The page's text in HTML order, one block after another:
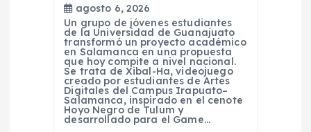
agosto 6, 2026
Un grupo de jóvenes estudiantes
de la Universidad de Guanajuato
transformó un proyecto académico
en Salamanca en una propuesta
que hoy compite a nivel nacional.
Se trata de Xibal-Ha, videojuego
creado por estudiantes de Artes
Digitales del Campus Irapuato–
Salamanca, inspirado en el cenote
Hoyo Negro de Tulum y
desarrollado para el Game…